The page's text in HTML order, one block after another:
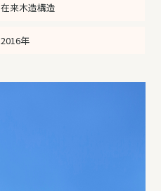
在来木造構造
2016年